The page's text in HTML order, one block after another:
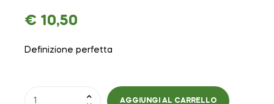
€ 10,50
Definizione perfetta
AGGIUNGI AL CARRELLO